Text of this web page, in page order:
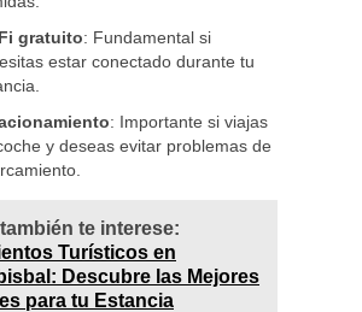
gratuito: Fundamental si
estar conectado durante tu
: Importante si viajas
y deseas evitar problemas de
te interese:
Turísticos en
Descubre las Mejores
para tu Estancia